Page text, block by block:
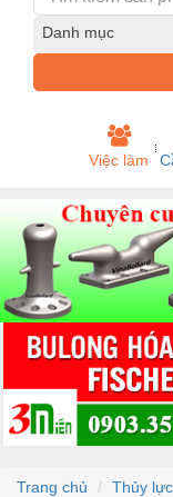
Danh mục
Việc làm
Trang chủ
Thủy